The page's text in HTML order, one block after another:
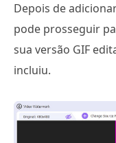
Depois de
pode prosseguir
sua versão GIF
incluiu.